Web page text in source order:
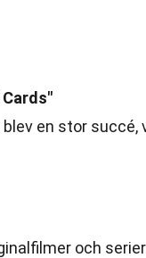
en stor succé,
och